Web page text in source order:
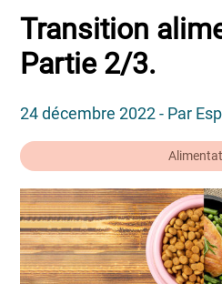
Transition
Partie 2/3.
24 décembre 2022 - Par